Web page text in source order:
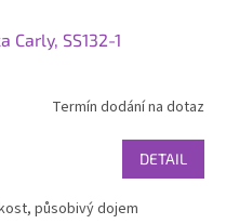
Carly, SS132-1
Termín dodání na dotaz
DETAIL
působivý dojem